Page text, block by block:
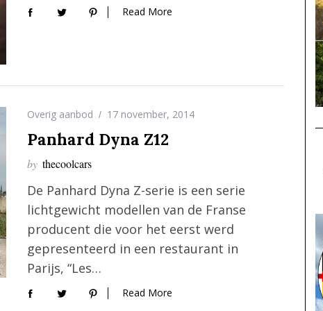
Read More
Overig aanbod 17 november, 2014
Panhard Dyna Z12
by thecoolcars
De Panhard Dyna Z-serie is een serie
lichtgewicht modellen van de Franse
producent die voor het eerst werd
gepresenteerd in een restaurant in
Parijs, “Les…
Read More